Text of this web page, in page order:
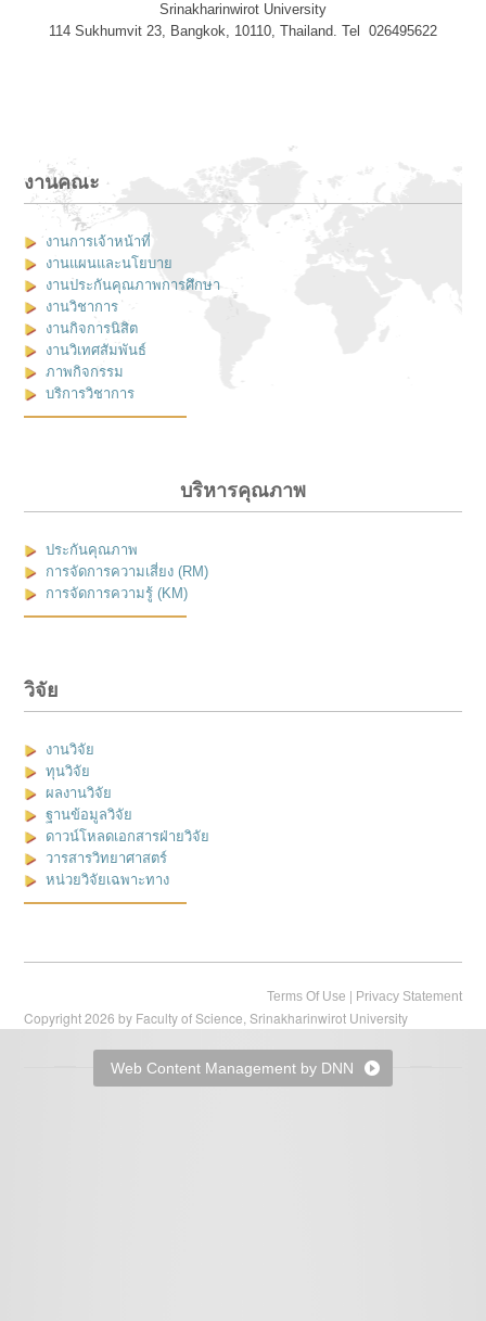
Srinakharinwirot University
114 Sukhumvit 23, Bangkok, 10110, Thailand. Tel 026495622
งานคณะ
งานการเจ้าหน้าที่
งานแผนและนโยบาย
งานประกันคุณภาพการศึกษา
งานวิชาการ
งานกิจการนิสิต
งานวิเทศสัมพันธ์
ภาพกิจกรรม
บริการวิชาการ
บริหารคุณภาพ
ประกันคุณภาพ
การจัดการความเสี่ยง (RM)
การจัดการความรู้ (KM)
วิจัย
งานวิจัย
ทุนวิจัย
ผลงานวิจัย
ฐานข้อมูลวิจัย
ดาวน์โหลดเอกสารฝ่ายวิจัย
วารสารวิทยาศาสตร์
หน่วยวิจัยเฉพาะทาง
Terms Of Use | Privacy Statement
Copyright 2026 by Faculty of Science, Srinakharinwirot University
Web Content Management by DNN